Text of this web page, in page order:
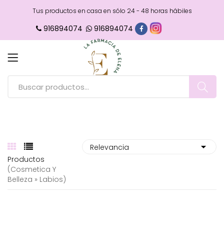
Tus productos en casa en sólo 24 - 48 horas hábiles
916894074 916894074
Productos
(cosmetica Y
Belleza » Labios)